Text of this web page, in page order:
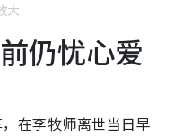
大
仍忧心爱
在李牧师离世当日早